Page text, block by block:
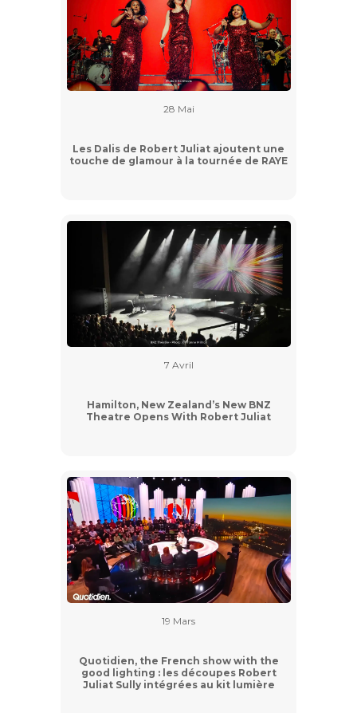
28 Mai
Les Dalis de Robert Juliat ajoutent une
touche de glamour à la tournée de RAYE
7 Avril
Hamilton, New Zealand’s New BNZ
Theatre Opens With Robert Juliat
19 Mars
Quotidien, the French show with the
good lighting : les découpes Robert
Juliat Sully intégrées au kit lumière